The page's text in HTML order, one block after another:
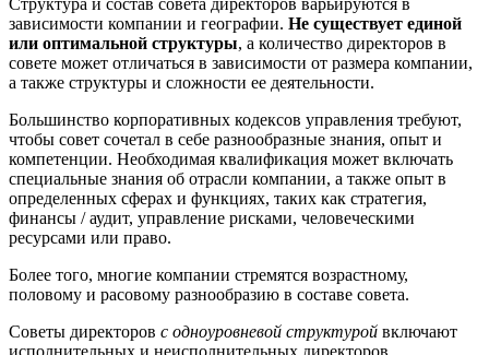
Структура и состав совета директоров варьируются в
зависимости компании и географии. Не существует единой
или оптимальной структуры, а количество директоров в
совете может отличаться в зависимости от размера компании,
а также структуры и сложности ее деятельности.
Большинство корпоративных кодексов управления требуют,
чтобы совет сочетал в себе разнообразные знания, опыт и
компетенции. Необходимая квалификация может включать
специальные знания об отрасли компании, а также опыт в
определенных сферах и функциях, таких как стратегия,
финансы / аудит, управление рисками, человеческими
ресурсами или право.
Более того, многие компании стремятся возрастному,
половому и расовому разнообразию в составе совета.
Советы директоров с одноуровневой структурой включают
исполнительных и неисполнительных директоров.